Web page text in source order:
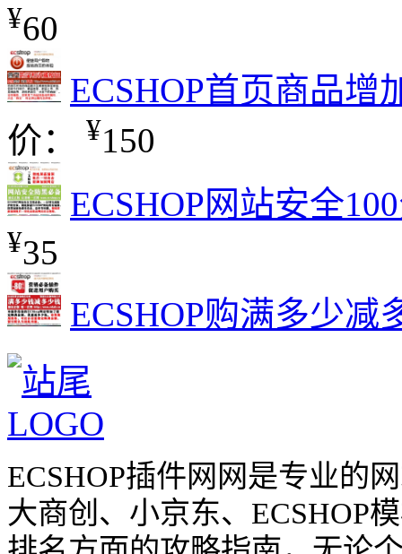
¥60
ECSHOP首页商品
价：
¥150
ECSHOP网站安全
¥35
ECSHOP购满多少减
ECSHOP插件网网是专业的
大商创、小京东、ECSHOP